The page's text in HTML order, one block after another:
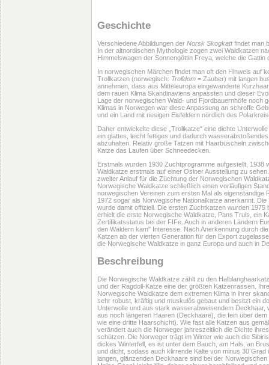
Geschichte
Verschiedene Abbildungen der Norsk Skogkattfindet man
In der altnordischen Mythologie zogen zwei Waldkatzen
Himmelswagen der Sonnengöttin Freya, welche die
In norwegischen Märchen findet man oft den Hinweis auf
Trollkatzen (norwegisch: Trolldom = Zauber) mit langen
annehmen, dass aus Mitteleuropa eingewanderte
dem rauen Klima Skandinaviens anpassten und dieser
Lage der norwegischen Wald- und Fjordbauernhöfe noch
Klimas in Norwegen war diese Anpassung an schroffe
und ein Land mit riesigen Eisfeldern nördlich des
Daher entwickelte diese „Trollkatze“ eine dichte
ein glattes, leicht fettiges und dadurch
abzuhalten. Relativ große Tatzen mit Haarbüscheln
Katze das Laufen über Schneedecken.
Erstmals wurden 1930 Zuchtprogramme aufgestellt, 1938
Waldkatze erstmals auf einer Osloer Ausstellung zu
zweiter Anlauf für die Züchtung der Norwegischen
Norwegische Waldkatze schließlich einen vorläufigen
norwegischen Vereinen zum ersten Mal als eigenständige
1972 sogar als Norwegische Nationalkatze anerkannt.
wurde damit offiziell. Die ersten Zuchtkatzen wurden
erhielt die erste Norwegische Waldkatze, Pans Truls, ein
Zertifikatsstatus bei der FIFe. Auch in anderen Ländern
den Wäldern kam" Interesse. Nach Anerkennung durch
Katzen ab der vierten Generation für den Export
die Norwegische Waldkatze in ganz Europa und auch in
Beschreibung
Die Norwegische Waldkatze zählt zu den
und der Ragdoll-Katze eine der größten Katzenrassen.
Norwegische Waldkatze dem extremen Klima in ihrer
sehr robust, kräftig und muskulös gebaut und besitzt ein
Unterwolle und aus stark wasserabweisendem Deckhaar,
aus noch längeren Haaren (Deckhaare), die fein über
wie eine dritte Haarschicht). Wie fast alle Katzen aus
verändert auch die Norweger jahreszeitlich die Dichte
schützen. Die Norweger trägt im Winter wie auch die
dickes Winterfell, es ist unter dem Bauch, am Hals, an
und dicht, sodass auch klirrende Kälte von minus 30 Grad
langen, glänzenden Deckhaare sind bei der